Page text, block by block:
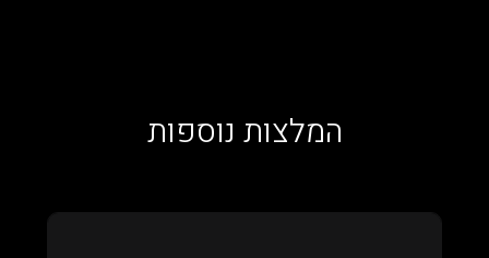
המלצות נוספות